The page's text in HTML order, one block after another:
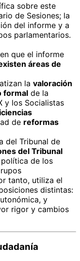
sobre este
de Sesiones; la
del informe y a
parlamentarios.
que el informe
áreas de
la valoración
formal de la
y los Socialistas
de reformas
del Tribunal de
del Tribunal
de los
tanto, utiliza el
distintas:
y
rigor y cambios